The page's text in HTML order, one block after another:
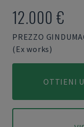
12.000 €
PREZZO
(Ex works)
OTTIENI